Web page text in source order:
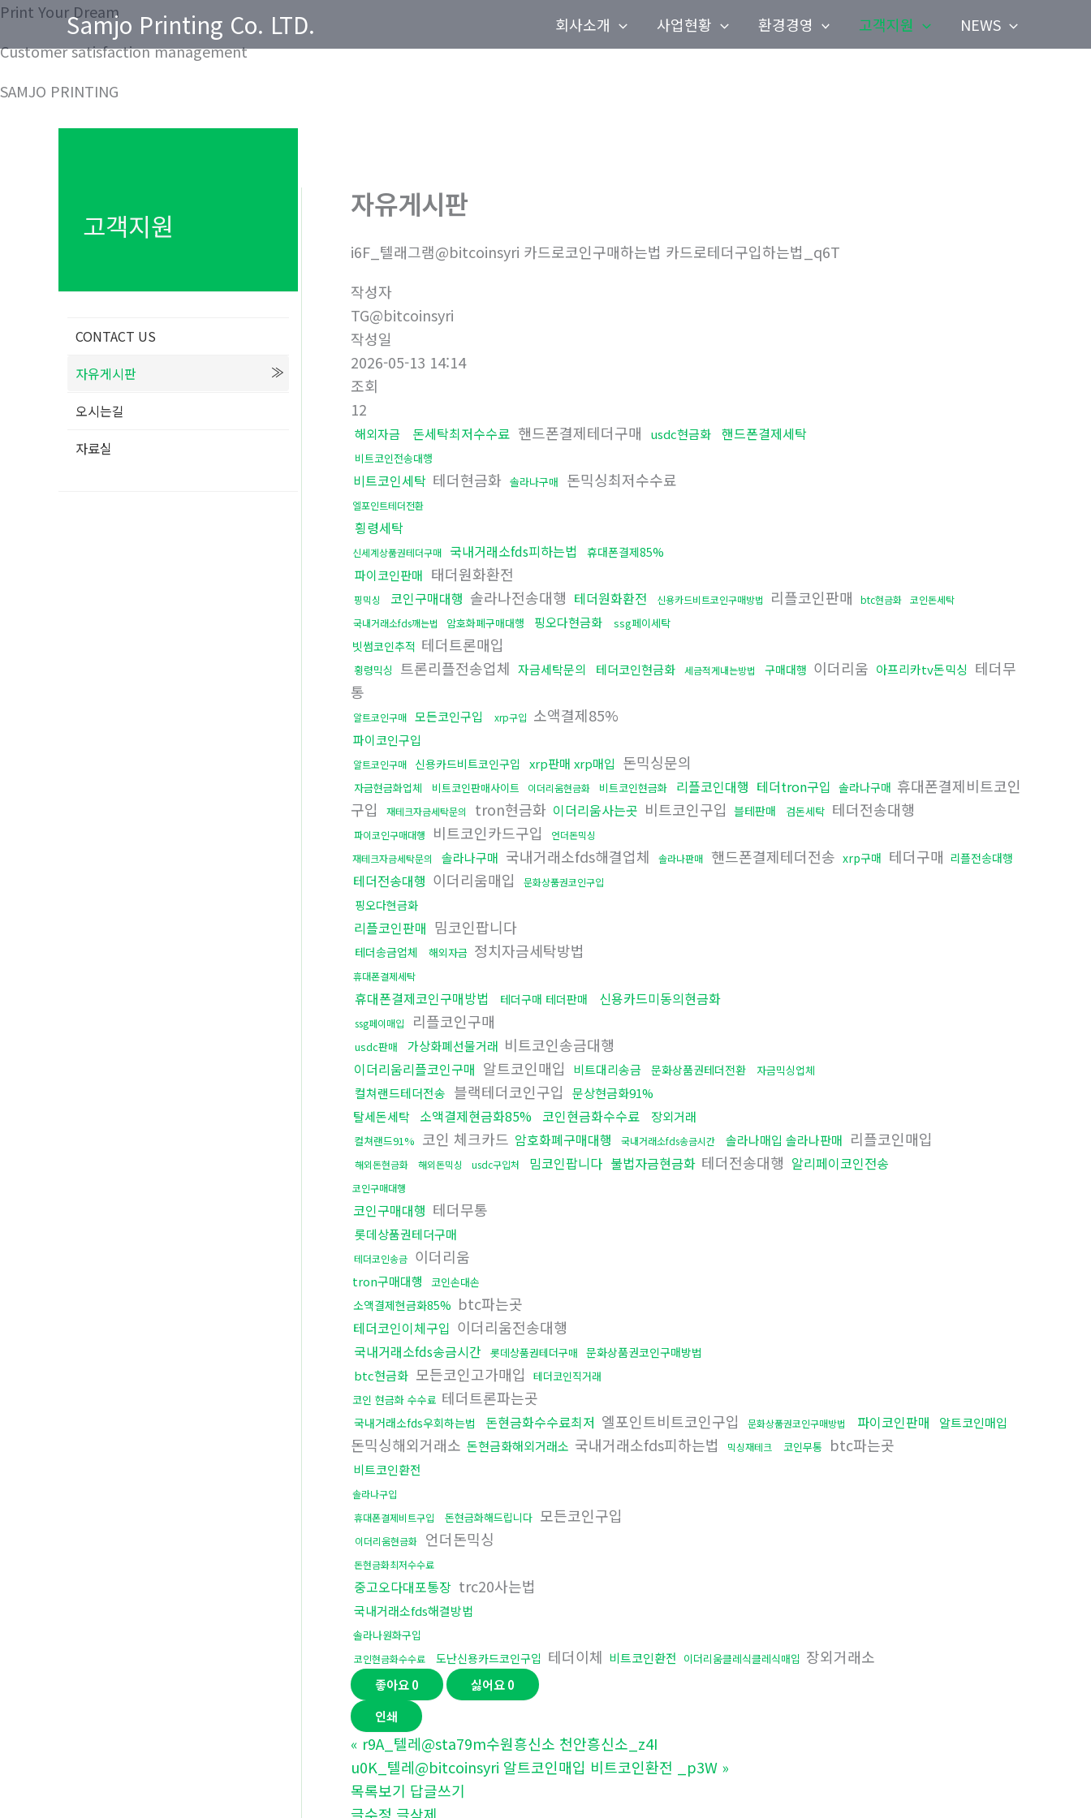
콘
츠
건
Samjo Printing Co. LTD. 회사소개 사업현황 환경경영 고객지원 NEWS
Print Your Dream
Customer satisfaction management
SAMJO PRINTING
고객지원
CONTACT US
자유게시판
오시는길
자료실
자유게시판
i6F_텔래그램@bitcoinsyri 카드로코인구매하는법 카드로테더구입하는법_q6T
작성자
TG@bitcoinsyri
작성일
2026-05-13 14:14
조회
12
해외자금 돈세탁최저수수료 핸드폰결제테더구매 usdc현금화 핸드폰결제세탁
비트코인전송대행
비트코인세탁 테더현금화 솔라나구매 돈믹싱최저수수료
엘포인트테더전환
횡령세탁
신세계상품권테더구매 국내거래소fds피하는법 휴대폰결제85%
파이코인판매 태더원화환전
핑믹싱 코인구매대행 솔라나전송대행 테더원화환전 신용카드비트코인구매방법 리플코인판매 btc현금화 코인돈세탁
국내거래소fds깨는법
암호화폐구매대행 핑오다현금화 ssg페이세탁
빗썸코인추적 테더트론매입
횡령믹싱 트론리플전송업체 자금세탁문의 테더코인현금화 세금적게내는방법 구매대행 이더리움 아프리카tv돈믹싱 테더무
통
알트코인구매 모든코인구입 xrp구입 소액결제85%
파이코인구입
알트코인구매 신용카드비트코인구입 xrp판매 xrp매입 돈믹싱문의
자금현금화업체 비트코인판매사이트 이더리움현금화 비트코인현금화 리플코인대행 테더tron구입 솔라나구매 휴대폰결제비트코인
구입
재테크자금세탁문의 tron현금화 이더리움사는곳 비트코인구입 블테판매 검돈세탁 테더전송대행
파이코인구매대행 비트코인카드구입
언더돈믹싱
재테크자금세탁문의
솔라나구매 국내거래소fds해결업체 솔라나판매 핸드폰결제테더전송 xrp구매 테더구매 리플전송대행
테더전송대행 이더리움매입 문화상품권코인구입
핑오다현금화
리플코인판매 밈코인팝니다
테더송금업체 해외자금 정치자금세탁방법
휴대폰결제세탁
휴대폰결제코인구매방법 테더구매 테더판매 신용카드미동의현금화
ssg페이매입 리플코인구매
usdc판매 가상화폐선물거래 비트코인송금대행
이더리움리플코인구매 알트코인매입 비트대리송금 문화상품권테더전환 자금믹싱업체
컬쳐랜드테더전송 블랙테더코인구입
문상현금화91%
탈세돈세탁
소액결제현금화85% 코인현금화수수료 장외거래
컬쳐랜드91% 코인 체크카드 암호화폐구매대행 국내거래소fds송금시간 솔라나매입 솔라나판매 리플코인매입
해외돈현금화 해외돈믹싱 usdc구입처 밈코인팝니다 불법자금현금화 테더전송대행 알리페이코인전송
코인구매대행
코인구매대행 테더무통
롯데상품권테더구매
테더코인송금 이더리움
tron구매대행 코인손대손
소액결제현금화85% btc파는곳
테더코인이체구입 이더리움전송대행
국내거래소fds송금시간 롯데상품권테더구매 문화상품권코인구매방법
btc현금화 모든코인고가매입
테더코인직거래
코인 현금화 수수료 테더트론파는곳
국내거래소fds우회하는법 돈현금화수수료최저 엘포인트비트코인구입 문화상품권코인구매방법 파이코인판매 알트코인매입
돈믹싱해외거래소 돈현금화해외거래소 국내거래소fds피하는법 믹싱재테크 코인무통 btc파는곳
비트코인환전
솔라나구입
휴대폰결제비트구입
돈현금화해드립니다 모든코인구입
이더리움현금화 언더돈믹싱
돈현금화최저수수료
중고오다대포통장 trc20사는법
국내거래소fds해결방법
솔라나원화구입
코인현금화수수료 도난신용카드코인구입 테더이체 비트코인환전 이더리움클레식클레식매입 장외거래소
좋아요0 싫어요0
인쇄
« r9A_텔레@sta79m수원흥신소 천안흥신소_z4I
u0K_텔레@bitcoinsyri 알트코인매입 비트코인환전 _p3W »
목록보기 답글쓰기
글수정 글삭제